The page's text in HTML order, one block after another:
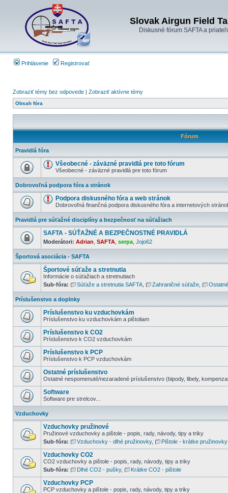
Slovak Airgun Field
Diskusné fórum SAFTA a
Prihlásenie Registrovať
Zobraziť témy bez odpovede | Zobraziť aktívne témy
Obsah fóra
Fórum
Pravidlá fóra
Všeobecné - záväzné pravidlá pre toto fórum
Všeobecné - záväzné pravidlá pre toto fórum
Dobrovoľná podpora fóra a stránok
Podpora diskusného fóra a web stránok
Dobrovoľná finančná podpora diskusného fóra a internetových
Pravidlá pre súťažné disciplíny a bezpečnosť na súťažiach
SAFTA - SÚŤAŽNÉ A BEZPEČNOSTNÉ PRAVIDLÁ
Moderátori: Adrian SAFTA serpa Jojo62
Športová asociácia - SAFTA
Športové súťaže a stretnutia
Informácie o súťažiach a stretnutiach
Sub-fóra:
Súťaže a stretnutia SAFTA Zahraničné súťaže
Príslušenstvo a doplnky
Príslušenstvo ku vzduchovkám
Príslušenstvo ku vzduchovkám a pištoliam
Príslušenstvo k CO2
Príslušenstvo k CO2 vzduchovkám
Príslušenstvo k PCP
Príslušenstvo k PCP vzduchovkám
Ostatné príslušenstvo
Ostatné nespomenuté/nezaradené príslušenstvo (bipody, libely,
Software
Software pre strelcov...
Vzduchovky
Vzduchovky pružinové
Pružinové vzduchovky a pištole - popis, rady, návody, tipy a triky
Sub-fóra:
Vzduchovky - dlhé pružinovky, Pištole - krátke pružinovky
Vzduchovky CO2
CO2 vzduchovky a pištole - popis, rady, návody, tipy a triky
Sub-fóra:
Dlhé CO2 - pušky, Krátke CO2 - pištole
Vzduchovky PCP
PCP vzduchovky a pištole - popis, rady, návody, tipy a triky